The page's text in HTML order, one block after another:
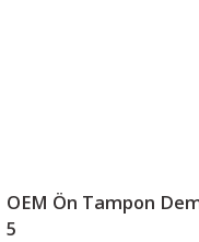
OEM Ön Tampon
5